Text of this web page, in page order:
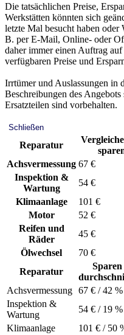
Die tatsächlichen Preise,
Werkstätten könnten sich
letzte Mal besucht haben oder
B. per E-Mail, Online- oder
daher immer einen Auftrag
verfügbaren Preise und
Irrtümer und Auslassungen in
Beschreibungen des
Ersatzteilen sind vorbehalten.
Schließen
Reparatur
Achsvermessung 67 €
Inspektion &
Wartung
54 €
Klimaanlage
101 €
Motor
52 €
Reifen und
Räder
45 €
Ölwechsel
70 €
Reparatur
Sparen
Achsvermessung 67 € / 42 %
Inspektion &
Wartung
54 € / 19 %
Klimaanlage 101 € / 50